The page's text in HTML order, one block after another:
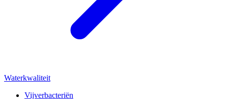
Waterkwaliteit
Vijverbacteriën